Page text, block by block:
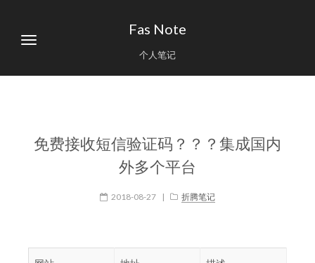
Fas Note
个人笔记
免费接收短信验证码？？？集成国内
外多个平台
2018-08-27 | 折腾笔记